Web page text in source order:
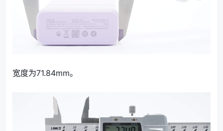
宽度为71.84mm。